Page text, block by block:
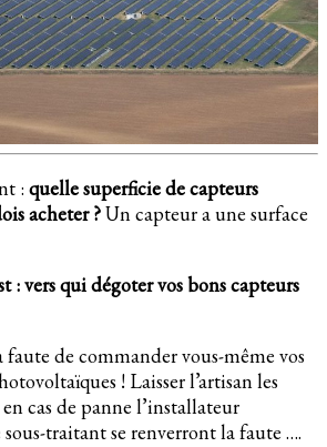
: quelle superficie de capteurs
acheter ?Un capteur a une surface
: vers qui dégoter vos bons capteurs
de commander vous-même vos
! Laisser l’artisan les
cas de panne l’installateur
traitant se renverront la faute ….